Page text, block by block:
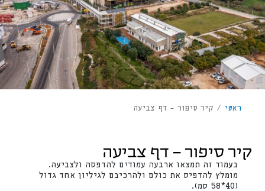
ראשי / קיר סיפור – דף צביעה
קיר סיפור – דף צביעה
בעמוד זה תמצאו ארבעה עמודים להדפסה ולצביעה.
מומלץ להדפיס את כולם ולהרכיבם לגיליון אחד גדול
(40*58 סמ).